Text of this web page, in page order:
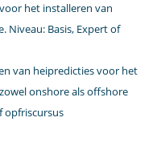
het installeren van
Niveau: Basis, Expert of
van heipredicties voor het
onshore als offshore
opfriscursus